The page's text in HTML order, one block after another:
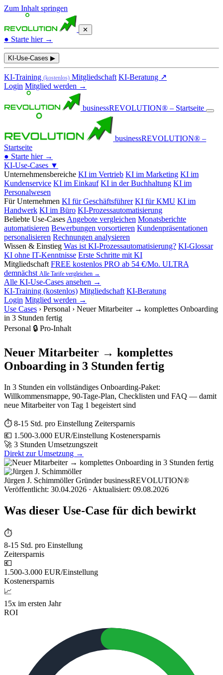
Zum Inhalt springen
✕
● Starte hier →
KI-Use-Cases ▶
KI-Training (kostenlos) Mitgliedschaft KI-Beratung ↗
Login Mitglied werden →
businessREVOLUTION® – Startseite
businessREVOLUTION® –
Startseite
● Starte hier →
KI-Use-Cases ▼
Unternehmensbereiche KI im Vertrieb KI im Marketing KI im
Kundenservice KI im Einkauf KI in der Buchhaltung KI im
Personalwesen
Für Unternehmen KI für Geschäftsführer KI für KMU KI im
Handwerk KI im Büro KI-Prozessautomatisierung
Beliebte Use-Cases Angebote vergleichen Monatsberichte
automatisieren Bewerbungen vorsortieren Kundenpräsentationen
personalisieren Rechnungen analysieren
Wissen & Einstieg Was ist KI-Prozessautomatisierung? KI-Glossar
KI ohne IT-Kenntnisse Erste Schritte mit KI
Mitgliedschaft FREE kostenlos PRO ab 54 €/Mo. ULTRA
demnächst Alle Tarife vergleichen →
Alle KI-Use-Cases ansehen →
KI-Training (kostenlos) Mitgliedschaft KI-Beratung
Login Mitglied werden →
Use Cases › Personal › Neuer Mitarbeiter → komplettes Onboarding
in 3 Stunden fertig
Personal 🔒 Pro-Inhalt
Neuer Mitarbeiter → komplettes
Onboarding in 3 Stunden fertig
In 3 Stunden ein vollständiges Onboarding-Paket:
Willkommensmappe, 90-Tage-Plan, Checklisten und FAQ — damit
neue Mitarbeiter von Tag 1 begeistert sind
⏱ 8-15 Std. pro Einstellung Zeitersparnis
💶 1.500-3.000 EUR/Einstellung Kostenersparnis
🚀 3 Stunden Umsetzungszeit
Direkt zur Umsetzung →
Jürgen J. Schimmöller Gründer businessREVOLUTION®
Veröffentlicht: 30.04.2026 · Aktualisiert: 09.08.2026
Was dieser Use-Case für dich bewirkt
⏱
8-15 Std. pro Einstellung
Zeitersparnis
💶
1.500-3.000 EUR/Einstellung
Kostenersparnis
📈
15x im ersten Jahr
ROI